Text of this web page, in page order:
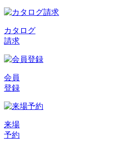
カタログ
請求
会員
登録
来場
予約